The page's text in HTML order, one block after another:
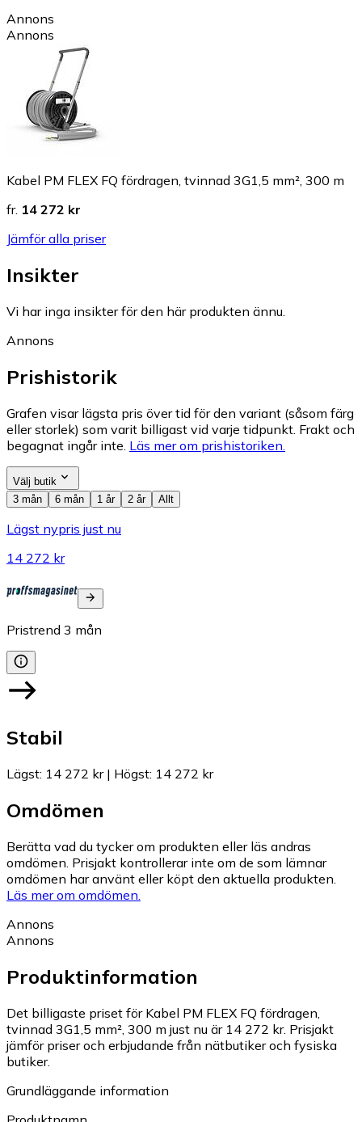
Annons
Annons
Kabel PM FLEX FQ fördragen, tvinnad 3G1,5 mm², 300 m
fr. 14 272 kr
Jämför alla priser
Insikter
Vi har inga insikter för den här produkten ännu.
Annons
Prishistorik
Grafen visar lägsta pris över tid för den variant (såsom färg
eller storlek) som varit billigast vid varje tidpunkt. Frakt och
begagnat ingår inte. Läs mer om prishistoriken.
Välj butik
3 mån
6 mån 1 år 2 år Allt
Lägst nypris just nu
14 272 kr
Pristrend 3 mån
Stabil
Lägst: 14 272 kr| Högst: 14 272 kr
Omdömen
Berätta vad du tycker om produkten eller läs andras
omdömen. Prisjakt kontrollerar inte om de som lämnar
omdömen har använt eller köpt den aktuella produkten.
Läs mer om omdömen.
Annons
Annons
Produktinformation
Det billigaste priset för Kabel PM FLEX FQ fördragen,
tvinnad 3G1,5 mm², 300 m just nu är 14 272 kr. Prisjakt
jämför priser och erbjudande från nätbutiker och fysiska
butiker.
Grundläggande information